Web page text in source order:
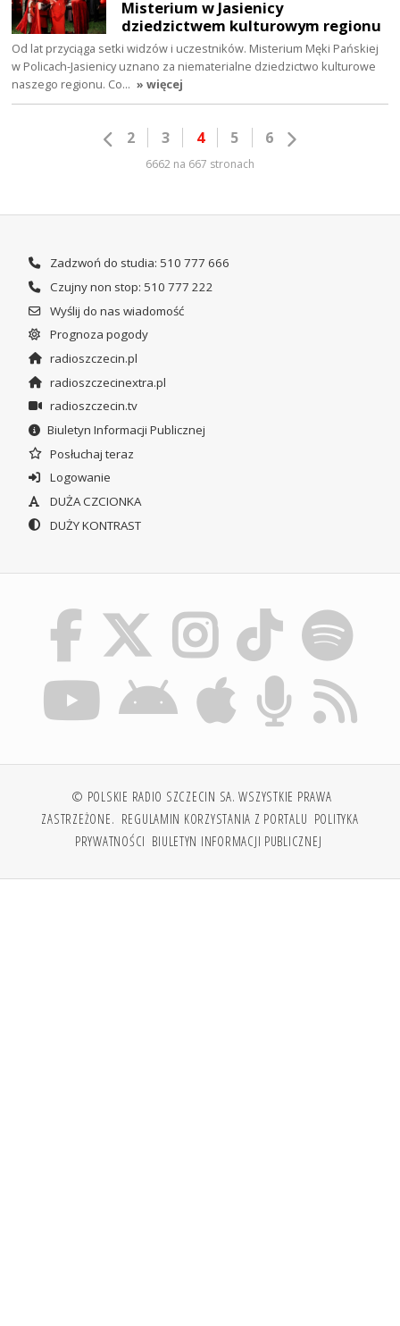
Misterium w Jasienicy
dziedzictwem kulturowym regionu
Od lat przyciąga setki widzów i uczestników. Misterium Męki Pańskiej
w Policach-Jasienicy uznano za niematerialne dziedzictwo kulturowe
naszego regionu. Co… » więcej
2 3 4 5 6
6662 na 667 stronach
Zadzwoń do studia: 510 777 666
Czujny non stop: 510 777 222
Wyślij do nas wiadomość
Prognoza pogody
radioszczecin.pl
radioszczecinextra.pl
radioszczecin.tv
Biuletyn Informacji Publicznej
Posłuchaj teraz
Logowanie
DUŻA CZCIONKA
DUŻY KONTRAST
© POLSKIE RADIO SZCZECIN SA. WSZYSTKIE PRAWA
ZASTRZEŻONE. REGULAMIN KORZYSTANIA Z PORTALU POLITYKA
PRYWATNOŚCI BIULETYN INFORMACJI PUBLICZNEJ